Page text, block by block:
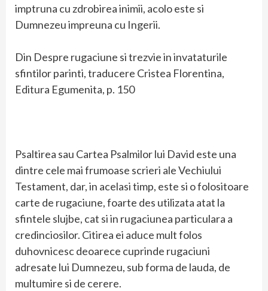
imptruna cu zdrobirea inimii, acolo este si
Dumnezeu impreuna cu Ingerii.
Din Despre rugaciune si trezvie in invataturile
sfintilor parinti, traducere Cristea Florentina,
Editura Egumenita, p. 150
Psaltirea sau Cartea Psalmilor lui David este una
dintre cele mai frumoase scrieri ale Vechiului
Testament, dar, in acelasi timp, este si o folositoare
carte de rugaciune, foarte des utilizata atat la
sfintele slujbe, cat si in rugaciunea particulara a
credinciosilor. Citirea ei aduce mult folos
duhovnicesc deoarece cuprinde rugaciuni
adresate lui Dumnezeu, sub forma de lauda, de
multumire si de cerere.